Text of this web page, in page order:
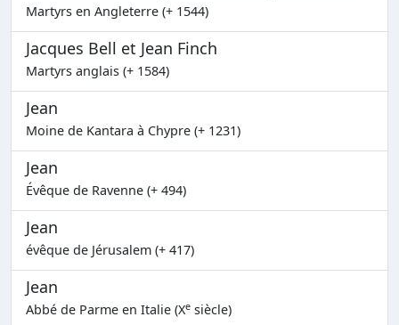
Martyrs en Angleterre (+ 1544)
Jacques Bell et Jean Finch
Martyrs anglais (+ 1584)
Jean
Moine de Kantara à Chypre (+ 1231)
Jean
Évêque de Ravenne (+ 494)
Jean
évêque de Jérusalem (+ 417)
Jean
Abbé de Parme en Italie (Xe siècle)